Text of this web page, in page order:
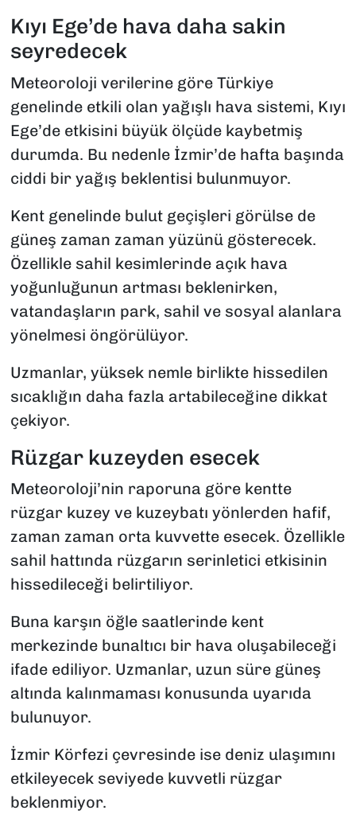
Kıyı Ege’de hava daha sakin
seyredecek
Meteoroloji verilerine göre Türkiye
genelinde etkili olan yağışlı hava sistemi, Kıyı
Ege’de etkisini büyük ölçüde kaybetmiş
durumda. Bu nedenle İzmir’de hafta başında
ciddi bir yağış beklentisi bulunmuyor.
Kent genelinde bulut geçişleri görülse de
güneş zaman zaman yüzünü gösterecek.
Özellikle sahil kesimlerinde açık hava
yoğunluğunun artması beklenirken,
vatandaşların park, sahil ve sosyal alanlara
yönelmesi öngörülüyor.
Uzmanlar, yüksek nemle birlikte hissedilen
sıcaklığın daha fazla artabileceğine dikkat
çekiyor.
Rüzgar kuzeyden esecek
Meteoroloji’nin raporuna göre kentte
rüzgar kuzey ve kuzeybatı yönlerden hafif,
zaman zaman orta kuvvette esecek. Özellikle
sahil hattında rüzgarın serinletici etkisinin
hissedileceği belirtiliyor.
Buna karşın öğle saatlerinde kent
merkezinde bunaltıcı bir hava oluşabileceği
ifade ediliyor. Uzmanlar, uzun süre güneş
altında kalınmaması konusunda uyarıda
bulunuyor.
İzmir Körfezi çevresinde ise deniz ulaşımını
etkileyecek seviyede kuvvetli rüzgar
beklenmiyor.